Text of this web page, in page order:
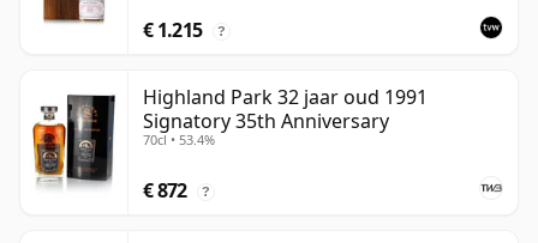
€ 1.215 ?
Highland Park 32 jaar oud 1991
Signatory 35th Anniversary
70cl • 53.4%
€ 872 ?